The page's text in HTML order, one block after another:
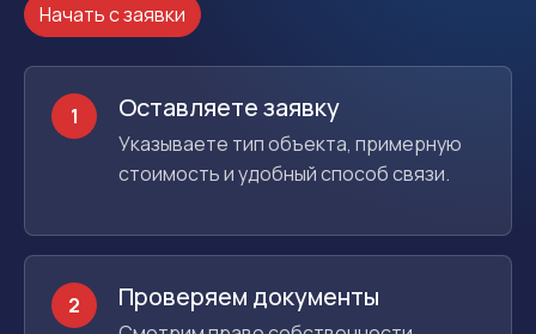
Начать с заявки
1 Оставляете заявку
Указываете тип объекта, примерную
стоимость и удобный способ связи.
2 Проверяем документы